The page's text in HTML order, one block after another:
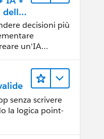
della
decisioni più
un'IA
più diffusi.
senza scrivere
la logica point-